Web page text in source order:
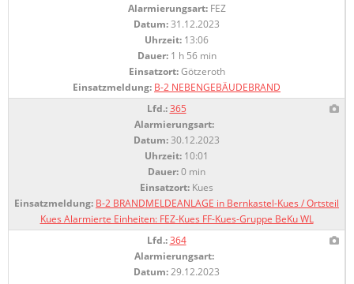
Alarmierungsart:FEZ
Datum:31.12.2023
Uhrzeit: 13:06
Dauer:1 h 56 min
Einsatzort:Götzeroth
Einsatzmeldung: B-2 NEBENGEBÄUDEBRAND
Lfd.: 365
Alarmierungsart:
Datum:30.12.2023
Uhrzeit: 10:01
Dauer:0 min
Einsatzort: Kues
Einsatzmeldung: B-2 BRANDMELDEANLAGE in Bernkastel-Kues / Ortsteil
Kues Alarmierte Einheiten: FEZ-Kues FF-Kues-Gruppe BeKu WL
Lfd.: 364
Alarmierungsart:
Datum:29.12.2023